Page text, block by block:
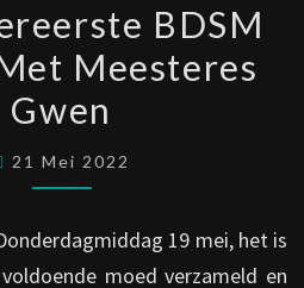
ALLEREERSTE
BDSM
SESSIE,
MEESTERES
BDSM
Meesteres
Gwen
21 Mei 2022
19 mei, het is
moed verzameld en